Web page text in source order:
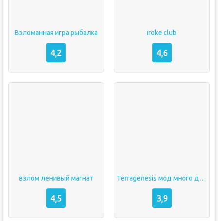
Взломанная игра рыбалка
4,2
iroke club
4,6
взлом ленивый магнат
4,5
Terragenesis мод много денег
3,9